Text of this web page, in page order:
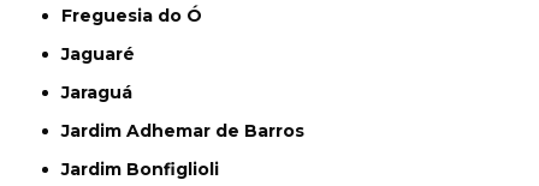
Freguesia do Ó
Jaguaré
Jaraguá
Jardim Adhemar de Barros
Jardim Bonfiglioli